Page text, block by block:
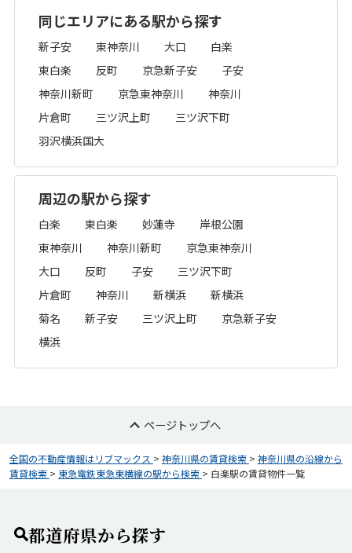
同じエリアにある駅から探す
新子安 東神奈川 大口
白楽
東白楽
反町 京急新子安
子安
神奈川新町
京急東神奈川
神奈川
片倉町
三ツ沢上町
三ツ沢下町
羽沢横浜国大
周辺の駅から探す
白楽 東白楽 妙蓮寺
岸根公園
東神奈川
神奈川新町
京急東神奈川
大口
反町 子安
三ツ沢下町
片倉町
神奈川 新横浜
新横浜
菊名
新子安 三ツ沢上町
京急新子安
横浜
ページトップへ
全国の不動産情報はリブマックス > 神奈川県の賃貸検索 > 神奈川県の沿線から
賃貸検索 > 東急電鉄東急東横線の駅から検索 > 白楽駅の賃貸物件一覧
都道府県から探す